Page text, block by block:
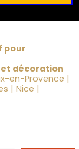
pour
décoration
en-Provence |
| Nice |